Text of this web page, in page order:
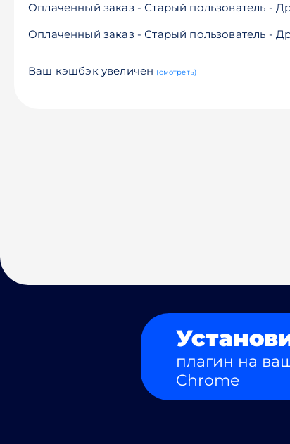
Оплаченный заказ - Старый пользователь -
Оплаченный заказ - Старый пользователь -
Ваш кэшбэк увеличен (смотреть)
плагин на
Chrome